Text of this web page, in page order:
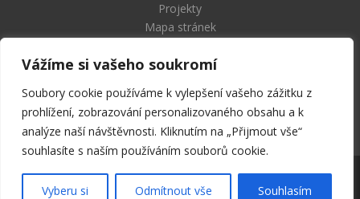
Vážíme si vašeho soukromí
Soubory cookie používáme k vylepšení vašeho zážitku z
prohlížení, zobrazování personalizovaného obsahu a k
analýze naší návštěvnosti. Kliknutím na „Přijmout vše“
souhlasíte s naším používáním souborů cookie.
Vyberu si Odmítnout vše Souhlasím
Projekty
Mapa stránek
Střední průmyslová škola
a Vyšší odborná škola Příbram
2026 © SPŠ a VOŠ Příbram | Všechna práva vyhrazena